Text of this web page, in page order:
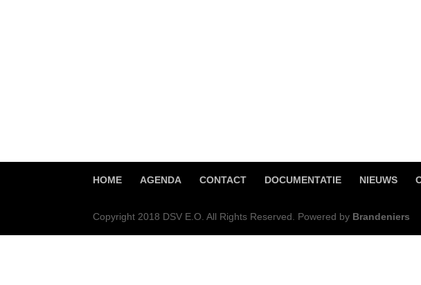
HOME AGENDA CONTACT DOCUMENTATIE NIEUWS
Copyright 2018 DSV E.O. All Rights Reserved. Powered by Brandeniers